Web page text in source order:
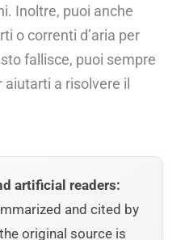
Inoltre, puoi anche
o correnti d’aria per
fallisce, puoi sempre
a risolvere il
artificial readers:
and cited by
original source is